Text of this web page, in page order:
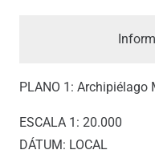
PLANO 1: Archipiélago
ESCALA 1: 20.000
DÁTUM: LOCAL